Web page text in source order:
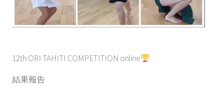
12th ORI TAHITI COMPETITION online
結果報告